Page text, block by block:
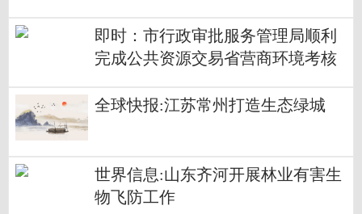
即时：市行政审批服务管理局顺利
完成公共资源交易省营商环境考核
全球快报:江苏常州打造生态绿城
世界信息:山东齐河开展林业有害生
物飞防工作